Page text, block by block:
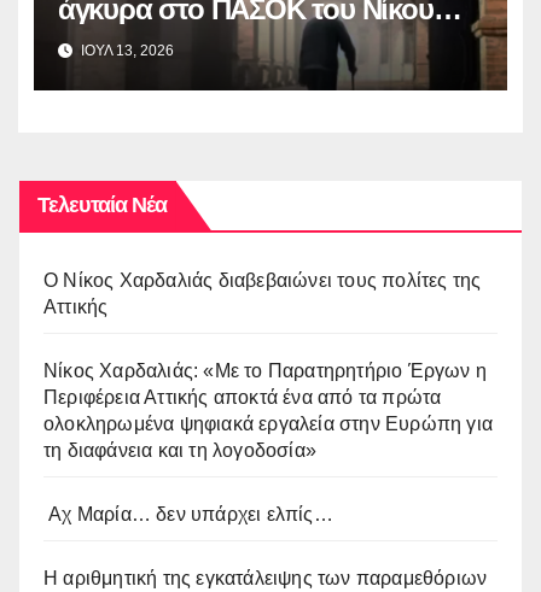
άγκυρα στο ΠΑΣΟΚ του Nίκου
Ανδρουλάκη
ΙΟΥΛ 13, 2026
Τελευταία Νέα
O Νίκος Χαρδαλιάς διαβεβαιώνει τους πολίτες της
Αττικής
Νίκος Χαρδαλιάς: «Με το Παρατηρητήριο Έργων η
Περιφέρεια Αττικής αποκτά ένα από τα πρώτα
ολοκληρωμένα ψηφιακά εργαλεία στην Ευρώπη για
τη διαφάνεια και τη λογοδοσία»
Αχ Μαρία… δεν υπάρχει ελπίς…
Η αριθμητική της εγκατάλειψης των παραμεθόριων